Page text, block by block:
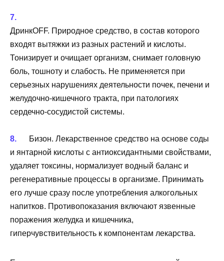
ДринкOFF. Природное средство, в состав которого
входят вытяжки из разных растений и кислоты.
Тонизирует и очищает организм, снимает головную
боль, тошноту и слабость. Не применяется при
серьезных нарушениях деятельности почек, печени и
желудочно-кишечного тракта, при патологиях
сердечно-сосудистой системы.
Бизон. Лекарственное средство на основе соды
и янтарной кислоты с антиоксидантными свойствами,
удаляет токсины, нормализует водный баланс и
регенеративные процессы в организме. Принимать
его лучше сразу после употребления алкогольных
напитков. Противопоказания включают язвенные
поражения желудка и кишечника,
гиперчувствительность к компонентам лекарства.